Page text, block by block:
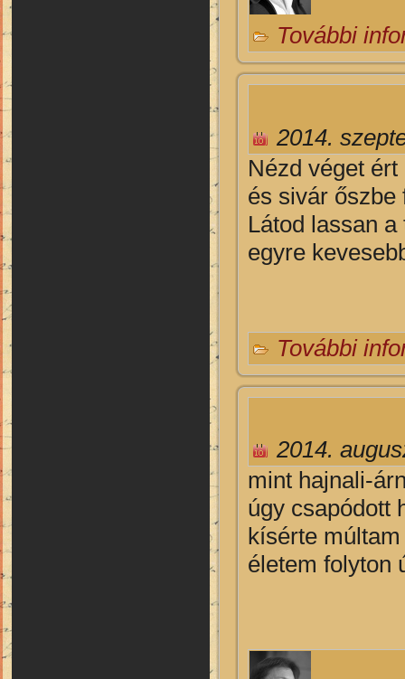
További
2014.
Nézd véget
és sivár őszbe
Látod lassan
egyre
További
2014.
mint hajnali-
úgy csapódott
kísérte
életem folyton